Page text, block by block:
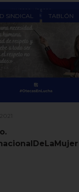
SINDICAL TABLÓN